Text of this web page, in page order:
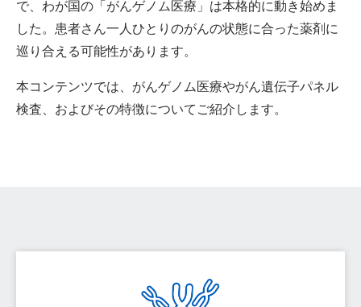
で、わが国の「がんゲノム医療」は本格的に動き始めま
した。患者さん一人ひとりのがんの状態に合った薬剤に
巡り合える可能性があります。
本コンテンツでは、がんゲノム医療やがん遺伝子パネル
検査、およびその特徴についてご紹介します。